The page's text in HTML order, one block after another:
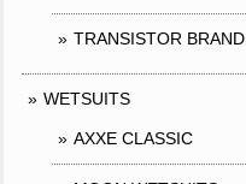
TRANSISTOR BRAND
WETSUITS
AXXE CLASSIC